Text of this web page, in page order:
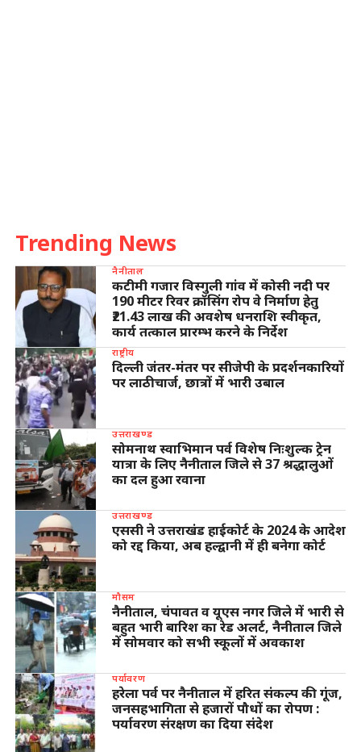
Trending News
नैनीताल
कटीमी गजार विस्गुली गांव में कोसी नदी पर
190 मीटर रिवर क्रॉसिंग रोप वे निर्माण हेतु
₹21.43 लाख की अवशेष धनराशि स्वीकृत,
कार्य तत्काल प्रारम्भ करने के निर्देश
राष्ट्रीय
दिल्ली जंतर-मंतर पर सीजेपी के प्रदर्शनकारियों
पर लाठीचार्ज, छात्रों में भारी उबाल
उत्तराखण्ड
सोमनाथ स्वाभिमान पर्व विशेष निःशुल्क ट्रेन
यात्रा के लिए नैनीताल जिले से 37 श्रद्धालुओं
का दल हुआ रवाना
उत्तराखण्ड
एससी ने उत्तराखंड हाईकोर्ट के 2024 के आदेश
को रद्द किया, अब हल्द्वानी में ही बनेगा कोर्ट
मौसम
नैनीताल, चंपावत व यूएस नगर जिले में भारी से
बहुत भारी बारिश का रेड अलर्ट, नैनीताल जिले
में सोमवार को सभी स्कूलों में अवकाश
पर्यावरण
हरेला पर्व पर नैनीताल में हरित संकल्प की गूंज,
जनसहभागिता से हजारों पौधों का रोपण :
पर्यावरण संरक्षण का दिया संदेश